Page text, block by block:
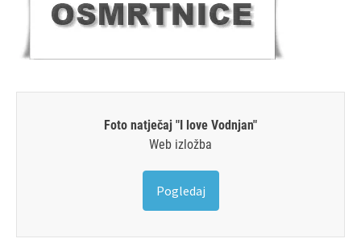
Foto natječaj "I love Vodnjan"
Web izložba
Pogledaj